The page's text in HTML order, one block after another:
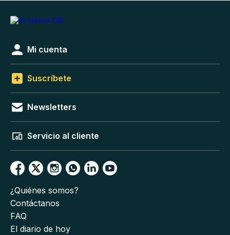
Mi cuenta
Suscríbete
Newsletters
Servicio al cliente
¿Quiénes somos?
Contáctanos
FAQ
El diario de hoy